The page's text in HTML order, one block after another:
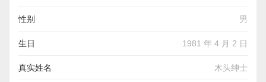
性别 男
生日 1981 年 4 月 2 日
真实姓名 木头绅士